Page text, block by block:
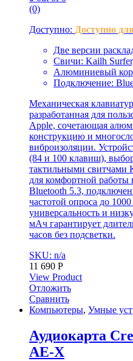
(0)
Доступно: Доступно
Две версии
Свичи: Kailh
Алюминиевый
Подключение:
Механическая
разработанная для
Apple, сочетающая
конструкцию и
виброизоляции.
(84 и 100 клавиш),
тактильными свитчами
для комфортной
Bluetooth 5.3,
частотой опроса до
универсальность и
мАч гарантирует
часов без подсветки.
SKU: n/a
11 690 Р
View Product
Отложить
Сравнить
Компьютеры, Умные
Аудиокарта
AE-X